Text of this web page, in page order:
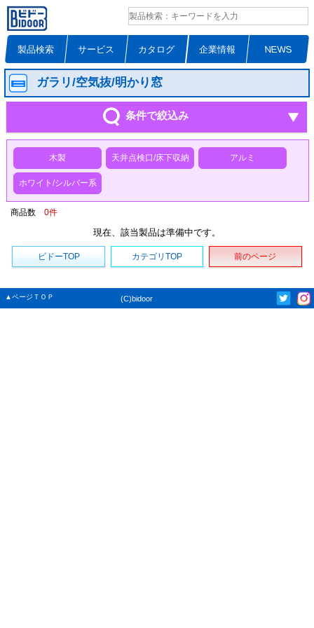
製品検索 サービス カタログ 企業情報 NEWS
ガラリ/空気抜/明かり窓
条件で絞込み
木製 天井点検口/床下収納 アルミ
ホワイト/シルバー系
商品数 0件
現在、該当製品は準備中です。
ビドーTOP カテゴリTOP 前のページ
▲ページＴＯＰ (C)bidoor